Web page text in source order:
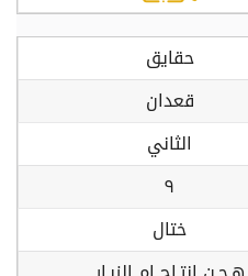
حقايق
قعدان
الثاني
٩
ختال